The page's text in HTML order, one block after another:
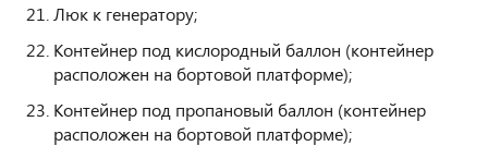
Люк к генератору;
Контейнер под кислородный баллон (контейнер
расположен на бортовой платформе);
Контейнер под пропановый баллон (контейнер
расположен на бортовой платформе);